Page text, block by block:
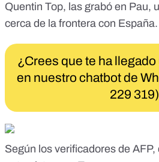
Quentin Top, las grabó en Pau,
cerca de la frontera con España.
¿Crees que te ha
en nuestro chatbot de
229 319)
Según los verificadores de AFP,